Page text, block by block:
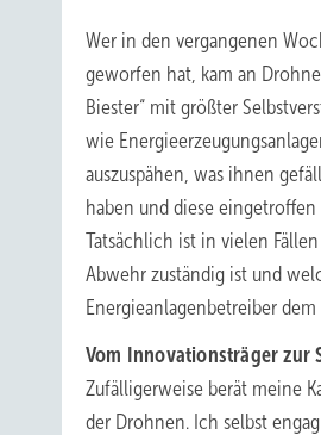
Wer in den vergangenen
geworfen hat, kam an
Biester“ mit größter
wie
auszuspähen, was ihnen
haben und diese
Tatsächlich ist in vielen
Abwehr zuständig ist und
Energieanlagenbetreiber
Vom Innovationsträger zur
Zufälligerweise berät meine
der Drohnen. Ich selbst